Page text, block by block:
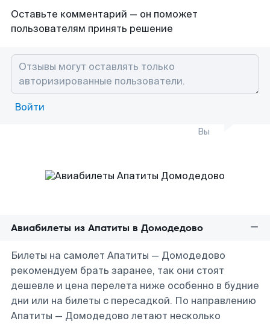
Оставьте комментарий — он поможет
пользователям принять решение
Войти
Вы
Авиабилеты из Апатиты в Домодедово
Билеты на самолет Апатиты — Домодедово
рекомендуем брать заранее, так они стоят
дешевле и цена перелета ниже особенно в будние
дни или на билеты с пересадкой. По направлению
Апатиты — Домодедово летают несколько